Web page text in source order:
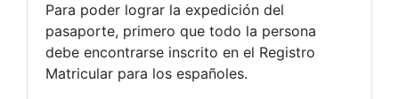
Para poder lograr la expedición del
pasaporte, primero que todo la persona
debe encontrarse inscrito en el Registro
Matricular para los españoles.